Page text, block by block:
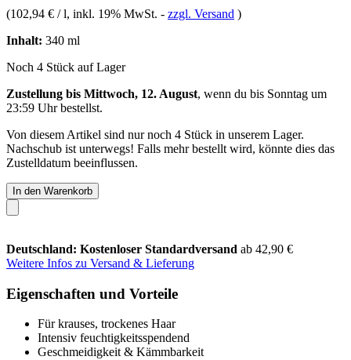
(102,94 € / l, inkl. 19% MwSt. - zzgl. Versand )
Inhalt: 340 ml
Noch 4 Stück auf Lager
Zustellung bis Mittwoch, 12. August, wenn du bis Sonntag um
23:59 Uhrbestellst.
Von diesem Artikel sind nur noch 4 Stück in unserem Lager.
Nachschub ist unterwegs! Falls mehr bestellt wird, könnte dies das
Zustelldatum beeinflussen.
In den Warenkorb
Deutschland: Kostenloser Standardversand ab 42,90 €
Weitere Infos zu Versand & Lieferung
Eigenschaften und Vorteile
Für krauses, trockenes Haar
Intensiv feuchtigkeitsspendend
Geschmeidigkeit & Kämmbarkeit